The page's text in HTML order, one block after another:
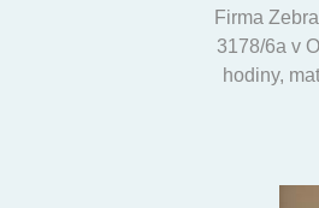
Firma
3178/6a v
hodiny,